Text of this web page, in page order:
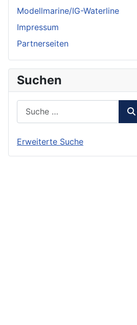
Modellmarine/IG-Waterline
Impressum
Partnerseiten
Suchen
Erweiterte Suche